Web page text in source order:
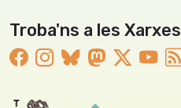
Troba'ns a les Xarxes